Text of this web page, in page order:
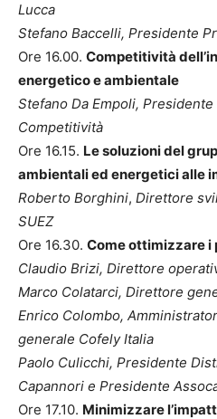
Lucca
Stefano Baccelli, Presidente
Ore 16.00. Competitività
energetico e ambientale
Stefano Da Empoli,
Competitività
Ore 16.15. Le soluzioni del
ambientali ed energetici alle
Roberto Borghini, Direttore
SUEZ
Ore 16.30. Come ottimizzare i
Claudio Brizi, Direttore
Marco Colatarci, Direttore
Enrico Colombo,
generale Cofely Italia
Paolo Culicchi, Presidente
Capannori e Presidente
Ore 17.10. Minimizzare